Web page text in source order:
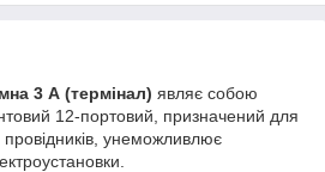
3 А (термінал) являє собою
12-портовий, призначений для
унеможливлює